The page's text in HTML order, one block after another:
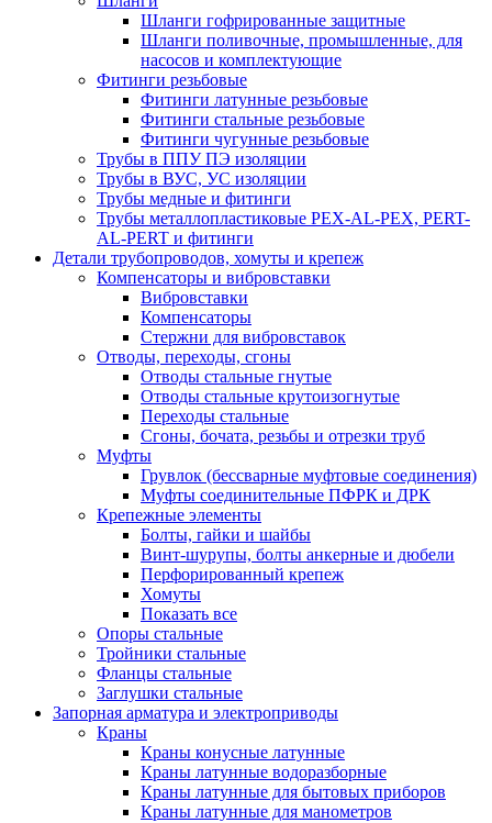
Шланги гофрированные защитные
Шланги поливочные, промышленные, для
насосов и комплектующие
Фитинги резьбовые
Фитинги латунные резьбовые
Фитинги стальные резьбовые
Фитинги чугунные резьбовые
Трубы в ППУ ПЭ изоляции
Трубы в ВУС, УС изоляции
Трубы медные и фитинги
Трубы металлопластиковые PEX-AL-PEX, PERT-
AL-PERT и фитинги
Детали трубопроводов, хомуты и крепеж
Компенсаторы и вибровставки
Вибровставки
Компенсаторы
Стержни для вибровставок
Отводы, переходы, сгоны
Отводы стальные гнутые
Отводы стальные крутоизогнутые
Переходы стальные
Сгоны, бочата, резьбы и отрезки труб
Муфты
Грувлок (бессварные муфтовые соединения)
Муфты соединительные ПФРК и ДРК
Крепежные элементы
Болты, гайки и шайбы
Винт-шурупы, болты анкерные и дюбели
Перфорированный крепеж
Хомуты
Показать все
Опоры стальные
Тройники стальные
Фланцы стальные
Заглушки стальные
Запорная арматура и электроприводы
Краны
Краны конусные латунные
Краны латунные водоразборные
Краны латунные для бытовых приборов
Краны латунные для манометров